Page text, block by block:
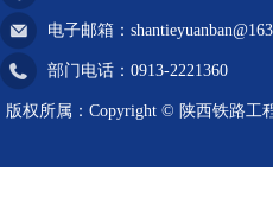
电子邮箱：
部门电话：0913-2221360
版权所属：Copyright © 陕西铁路工